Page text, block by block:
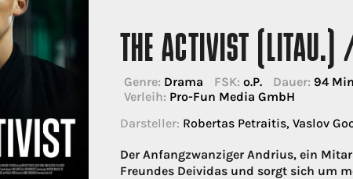
THE ACTIVIST
Genre: Drama FSK: o.P. Dauer: 94
Verleih: Pro-Fun Media GmbH
Darsteller: Robertas Petraitis, Vaslov
Der Anfangzwanziger Andrius, ein
Freundes Deividas und sorgt sich um